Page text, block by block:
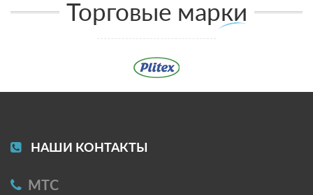
Торговые марки
НАШИ КОНТАКТЫ
МТС